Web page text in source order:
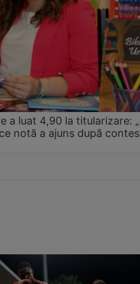
a luat 4,90 la titularizare:
notă a ajuns după